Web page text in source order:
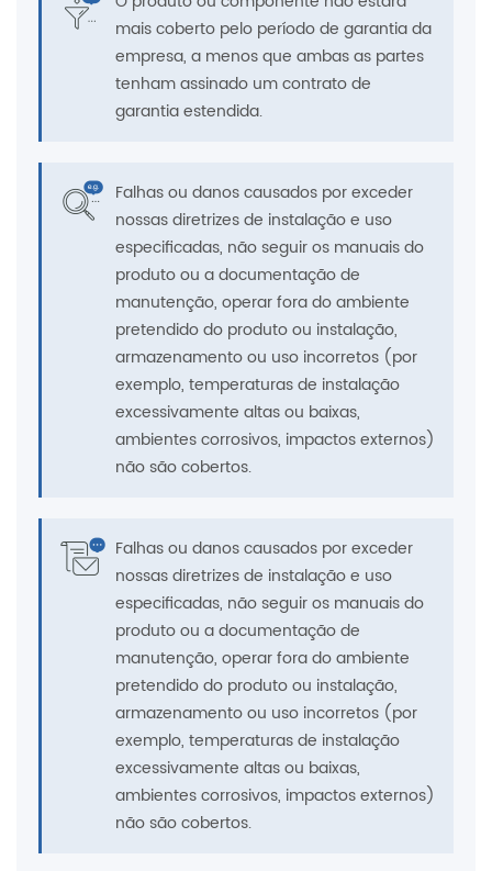
mais coberto pelo período de garantia da
empresa, a menos que ambas as partes
tenham assinado um contrato de
garantia estendida.
Falhas ou danos causados ​​por exceder
nossas diretrizes de instalação e uso
especificadas, não seguir os manuais do
produto ou a documentação de
manutenção, operar fora do ambiente
pretendido do produto ou instalação,
armazenamento ou uso incorretos (por
exemplo, temperaturas de instalação
excessivamente altas ou baixas,
ambientes corrosivos, impactos externos)
não são cobertos.
Falhas ou danos causados ​​por exceder
nossas diretrizes de instalação e uso
especificadas, não seguir os manuais do
produto ou a documentação de
manutenção, operar fora do ambiente
pretendido do produto ou instalação,
armazenamento ou uso incorretos (por
exemplo, temperaturas de instalação
excessivamente altas ou baixas,
ambientes corrosivos, impactos externos)
não são cobertos.